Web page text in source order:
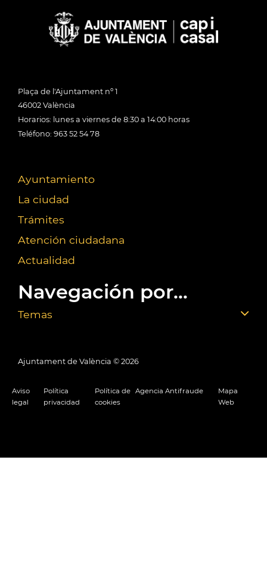
Plaça de l'Ajuntament nº 1
46002 València
Horarios: lunes a viernes de 8:30 a 14:00 horas
Teléfono: 963 52 54 78
Ayuntamiento
La ciudad
Trámites
Atención ciudadana
Actualidad
Navegación por...
Temas
Ajuntament de València © 2026
Aviso
legal
Política
privacidad
Política de
cookies
Agencia Antifraude
Mapa
Web